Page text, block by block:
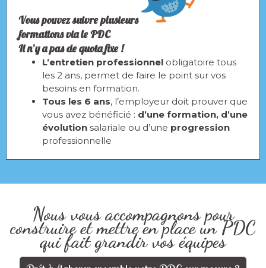
Vous pouvez suivre plusieurs
formations via le PDC
Il n’y a pas de quota fixe !
L’entretien professionnel obligatoire tous
les 2 ans, permet de faire le point sur vos
besoins en formation.
Tous les 6 ans, l’employeur doit prouver que
vous avez bénéficié : d’une formation, d’une
évolution salariale ou d’une progression
professionnelle
Nous vous accompagnons pour
construire et mettre en place un PDC
qui fait grandir vos équipes